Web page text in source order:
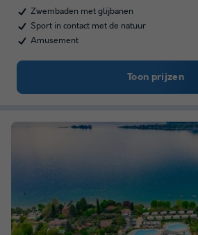
Zwembaden met glijbanen
Sport in contact met de natuur
Amusement
Toon prijzen